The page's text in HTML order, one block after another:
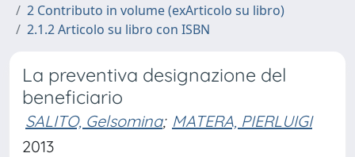
2 Contributo in volume (exArticolo su libro)
2.1.2 Articolo su libro con ISBN
La preventiva designazione del
beneficiario
SALITO, Gelsomina; MATERA, PIERLUIGI
2013